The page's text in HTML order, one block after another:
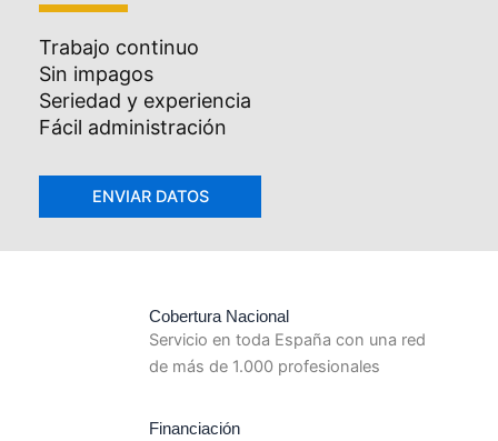
Trabajo continuo
Sin impagos
Seriedad y experiencia
Fácil administración
Cobertura Nacional
Servicio en toda España con una red
de más de 1.000 profesionales
Financiación